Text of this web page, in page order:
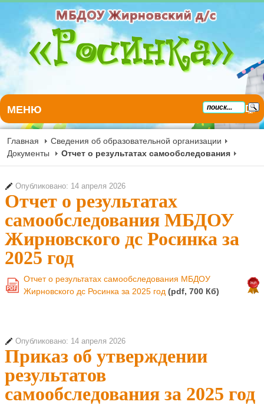
МЕНЮ
Главная
Сведения об образовательной организации
Документы
Отчет о результатах самообследования
Опубликовано: 14 апреля 2026
Отчет о результатах
самообследования МБДОУ
Жирновского дс Росинка за
2025 год
PDF
Отчет о результатах самообследования МБДОУ
Жирновского дс Росинка за 2025 год (pdf, 700 Кб)
Опубликовано: 14 апреля 2026
Приказ об утверждении
результатов
самообследования за 2025 год